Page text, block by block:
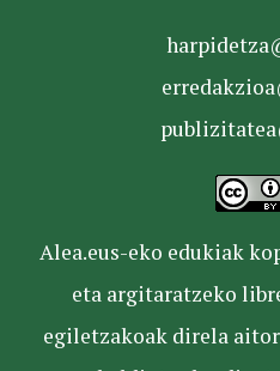
Alea.eus-eko edukiak
eta argitaratzeko
egiletzakoak direla